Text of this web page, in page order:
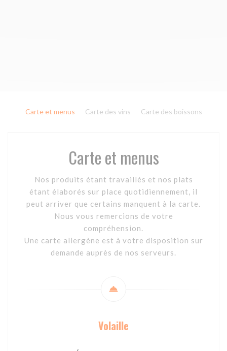
Carte et menus Carte des vins Carte des boissons
Carte et menus
Nos produits étant travaillés et nos plats
étant élaborés sur place quotidiennement, il
peut arriver que certains manquent à la carte.
Nous vous remercions de votre
compréhension.
Une carte allergène est à votre disposition sur
demande auprès de nos serveurs.
Volaille